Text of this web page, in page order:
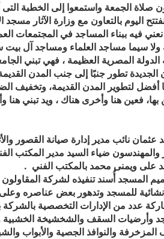
صلاة الجمعة واستمعوا إلى الخطبة
اليوم بالتعاون مع وزارة الآثار
فيه ببناء المساجد في المجتمعات
ولا سيما مساجد العلماء ومساجد آل
المصرية العظيمة ، فهي تبني
تطور جنبًا إلى جنب المدن
أفضل لتطوير المدن القديمة، وتخفيف
بها، فعين هنا وأخرى هناك ، ويد تبني هنا
عثمان نائب مدير إدارة صيانة القصور
والمهندسون ضياء السيد مدير المكتب
على ويمنى محمد بالمكتب الفني .
المسجد أُسند تنفيذه لشركة
للمسجد وتدهور بعض عناصره
عدد من الإدارات التخصصية
وأرضيات السقف والشخشيخة الخشبية
المزخرفة والنوافذ الجصية والأبواب